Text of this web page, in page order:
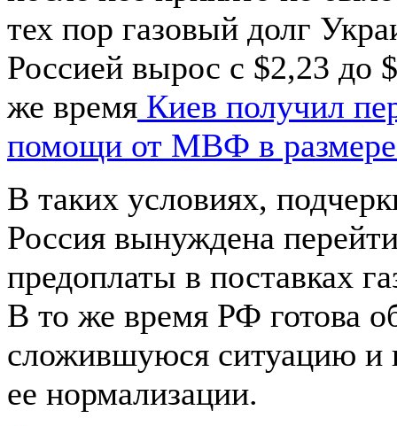
тех пор газовый долг
Россией вырос с $2,23 до
же время Киев получил
помощи от МВФ в
В таких условиях,
Россия вынуждена
предоплаты в поставках
В то же время РФ готова
сложившуюся ситуацию и
ее нормализации.